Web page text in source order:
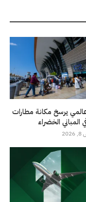
يرسخ مكانة مطارات
الخضراء